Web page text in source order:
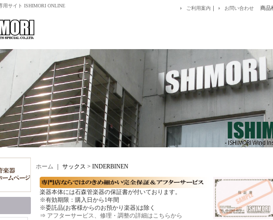
用サイト ISHIMORI ONLINE ご利用案内 ｜ お問い合わせ 商品
ホーム サックス > INDERBINEN
楽器本体には石森管楽器の保証書が付いております。
※有効期限：購入日から1年間
※委託品(お客様からのお預かり楽器)は除く
⇒ アフターサービス、修理・調整の詳細はこちらから